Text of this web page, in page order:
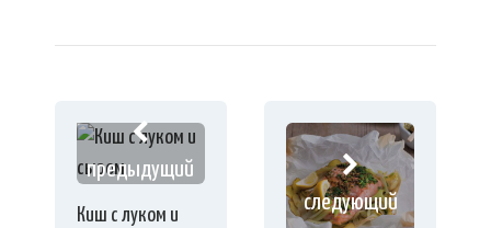
предыдущий
Киш с луком и
следующий